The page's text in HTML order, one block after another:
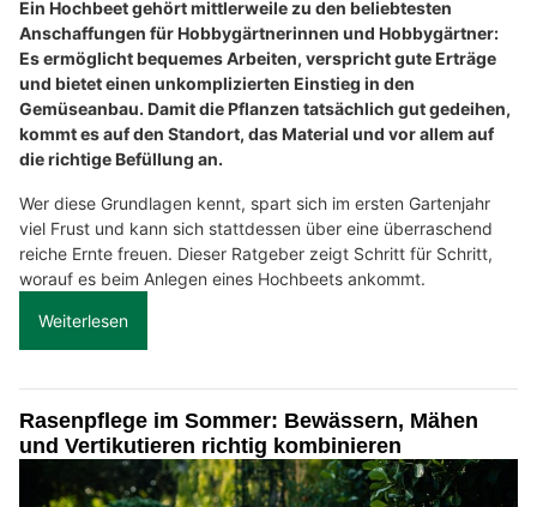
Ein Hochbeet gehört mittlerweile zu den beliebtesten
Anschaffungen für Hobbygärtnerinnen und Hobbygärtner:
Es ermöglicht bequemes Arbeiten, verspricht gute Erträge
und bietet einen unkomplizierten Einstieg in den
Gemüseanbau. Damit die Pflanzen tatsächlich gut gedeihen,
kommt es auf den Standort, das Material und vor allem auf
die richtige Befüllung an.
Wer diese Grundlagen kennt, spart sich im ersten Gartenjahr
viel Frust und kann sich stattdessen über eine überraschend
reiche Ernte freuen. Dieser Ratgeber zeigt Schritt für Schritt,
worauf es beim Anlegen eines Hochbeets ankommt.
Weiterlesen
Rasenpflege im Sommer: Bewässern, Mähen
und Vertikutieren richtig kombinieren